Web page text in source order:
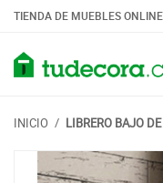
TIENDA DE MUEBLES ONLINE
INICIO / LIBRERO BAJO